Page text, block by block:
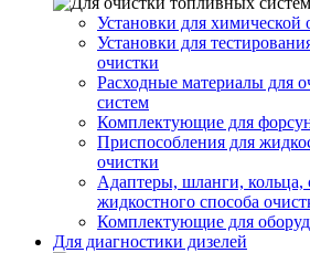
Установки для химической
Установки для
очистки
Расходные материалы для
систем
Комплектующие для
Приспособления для
очистки
Адаптеры, шланги, кольца,
жидкостного способа
Комплектующие для
Для диагностики дизелей